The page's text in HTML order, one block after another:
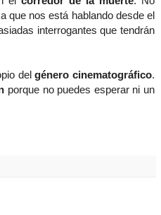
que nos está hablando desde el
interrogantes que tendrán
delgénero cinematográfico.
porque no puedes esperar ni un